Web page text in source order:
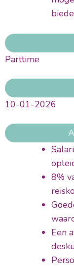
Parttime
10-01-2026
8%
Een